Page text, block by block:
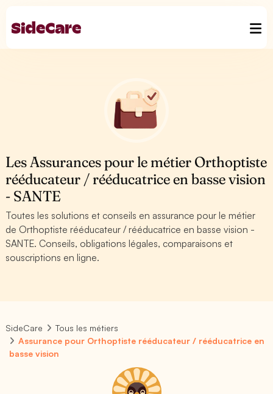
Les Assurances pour le métier Orthoptiste
rééducateur / rééducatrice en basse vision
- SANTE
Toutes les solutions et conseils en assurance pour le métier
de Orthoptiste rééducateur / rééducatrice en basse vision -
SANTE. Conseils, obligations légales, comparaisons et
souscriptions en ligne.
SideCare
Tous les métiers
Assurance pour Orthoptiste rééducateur / rééducatrice en
basse vision